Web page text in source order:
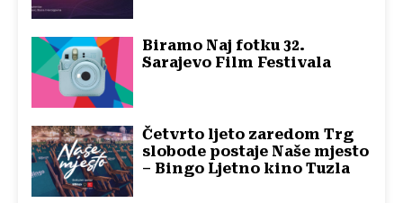
Biramo Naj fotku 32.
Sarajevo Film Festivala
Četvrto ljeto zaredom Trg
slobode postaje Naše mjesto
– Bingo Ljetno kino Tuzla